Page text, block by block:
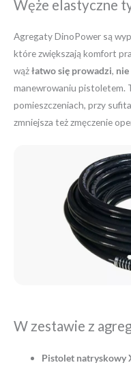
Węże elastyczne
Agregaty DinoPower są
które zwiększają komfort
wążłatwo się prowadzi,
manewrowaniu pistoletem.
pomieszczeniach, przy
zmniejsza też zmęczenie
W zestawie z
Pistolet natryskowy